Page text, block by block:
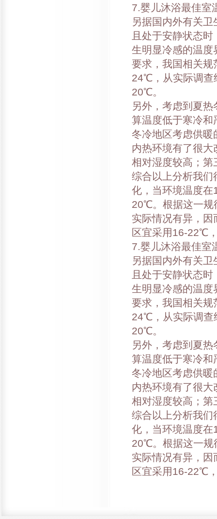
7.婴儿沐浴最佳
另据国内外有关
且处于安静状态
生明显冷感的温度
要求，我国相关
24℃，从实际调查
20℃。
另外，考虑到夏
算温度低于寒冷
冬冷地区考虑供暖
内热环境有了很
相对湿度较高；第
综合以上分析我们
化，当环境温度
20℃。根据这一规
实际情况有异，
区宜采用16-22℃
7.婴儿沐浴最佳
另据国内外有关
且处于安静状态
生明显冷感的温度
要求，我国相关
24℃，从实际调查
20℃。
另外，考虑到夏
算温度低于寒冷
冬冷地区考虑供暖
内热环境有了很
相对湿度较高；第
综合以上分析我们
化，当环境温度
20℃。根据这一规
实际情况有异，
区宜采用16-22℃